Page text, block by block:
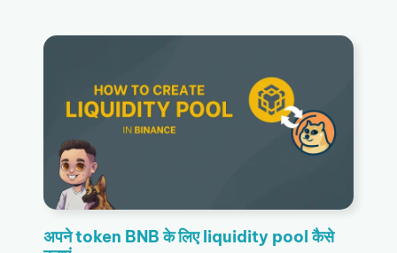
अपने token BNB के लिए liquidity pool कैसे